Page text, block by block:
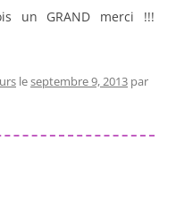
un GRAND merci !!!
leseptembre 9, 2013 par